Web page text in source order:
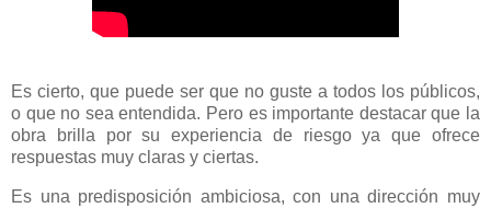
Es cierto, que puede ser que no guste a todos los públicos,
o que no sea entendida. Pero es importante destacar que la
obra brilla por su experiencia de riesgo ya que ofrece
respuestas muy claras y ciertas.
Es una predisposición ambiciosa, con una dirección muy